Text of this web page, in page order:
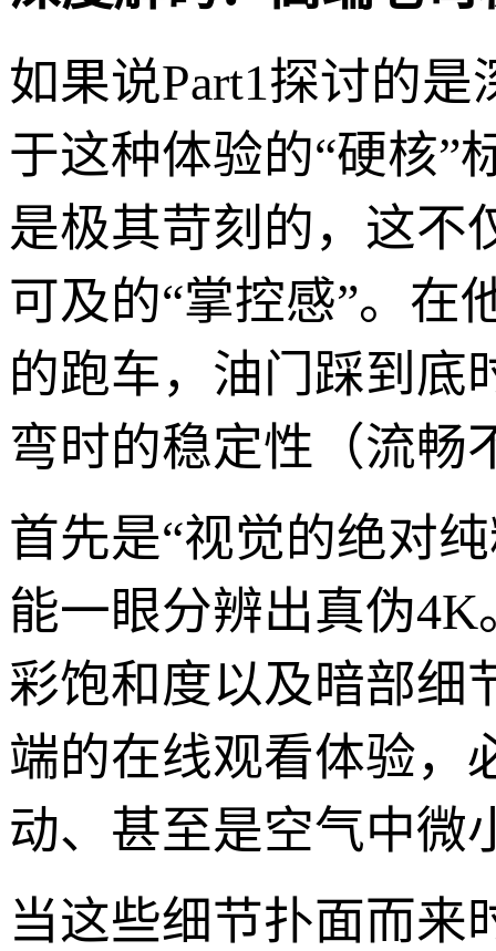
如果说Part1探讨的
于这种体验的“硬核”
是极其苛刻的，这不
可及的“掌控感”。在
的跑车，油门踩到底
弯时的稳定性（流畅
首先是“视觉的绝对
能一眼分辨出真伪
彩饱和度以及暗部细
端的在线观看体验，
动、甚至是空气中微
当这些细节扑面而来